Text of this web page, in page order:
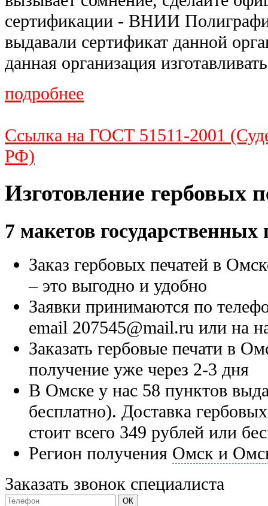
сертификации - ВНИИ
выдавали сертификат данной
данная организация
подробнее
Ссылка на ГОСТ 51511-2001
РФ)
Изготовление гербовых
7 макетов государственных
Заказ гербовых печатей в
– это выгодно и удобно
Заявки принимаются по
email 207545@mail.ru или на
Заказать гербовые печати в
получение уже через 2-3 дня
В Омске у нас 58 пунктов
бесплатно). Доставка
стоит всего 349 рублей или
Регион получения Омск и
Заказать звонок специалиста